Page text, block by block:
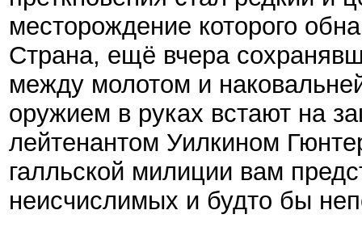
месторождение которого
Страна, ещё вчера
между молотом и
оружием в руках встают на
лейтенантом Уилкином
галльской милиции вам
неисчислимых и будто бы